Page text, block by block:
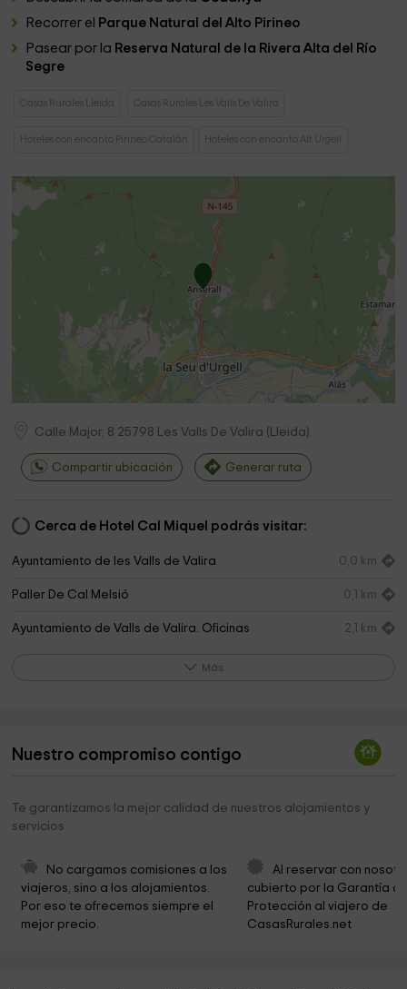
Recorrer el
Parque Natural del Alto Pirineo
Pasear por la Reserva Natural de la Rivera Alta del Río
Segre
Casas Rurales Lleida Casas Rurales Les Valls De Valira
Hoteles con encanto Pirineo Catalán Hoteles con encanto Alt Urgell
Calle Major, 8 25798 Les Valls De Valira ( Lleida)
Compartir ubicación Generar ruta
Cerca de Hotel Cal Miquel podrás visitar:
Ayuntamiento de les Valls de Valira 0,0 km
Paller De Cal Melsió 0,1 km
Ayuntamiento de Valls de Valira. Oficinas
2,1 km
ESTUDIS RT 2,3 km
Ayuntamiento De Les Valls De Valira 2,4 km
Parròquia Sant Ot 2,4 km
2,5 km
Más
Nuestro compromiso contigo
Te garantizamos la mejor calidad de nuestros alojamientos y
servicios
No cargamos comisiones a los
viajeros, sino a los alojamientos.
Por eso te ofrecemos siempre el
mejor precio.
Al reservar con
cubierto por la Garantía
Protección al viajero de
CasasRurales.net